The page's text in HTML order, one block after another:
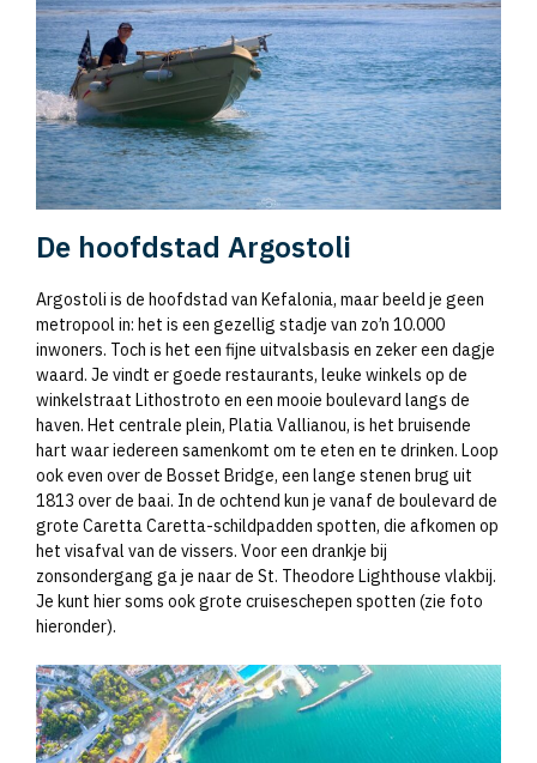
De hoofdstad Argostoli
Argostoli is de hoofdstad van Kefalonia, maar beeld je geen
metropool in: het is een gezellig stadje van zo’n 10.000
inwoners. Toch is het een fijne uitvalsbasis en zeker een dagje
waard. Je vindt er goede restaurants, leuke winkels op de
winkelstraat Lithostroto en een mooie boulevard langs de
haven. Het centrale plein, Platia Vallianou, is het bruisende
hart waar iedereen samenkomt om te eten en te drinken. Loop
ook even over de Bosset Bridge, een lange stenen brug uit
1813 over de baai. In de ochtend kun je vanaf de boulevard de
grote Caretta Caretta-schildpadden spotten, die afkomen op
het visafval van de vissers. Voor een drankje bij
zonsondergang ga je naar de St. Theodore Lighthouse vlakbij.
Je kunt hier soms ook grote cruiseschepen spotten (zie foto
hieronder).